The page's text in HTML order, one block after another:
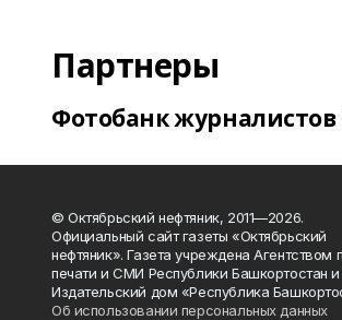
Партнеры
Фотобанк журналистов
© Октябрьский нефтяник, 2011—2026.
Официальный сайт газеты «Октябрьский
нефтяник». Газета учреждена Агентством
печати и СМИ Республики Башкортостан
Издательский дом «Республика
Об использовании персональных данных